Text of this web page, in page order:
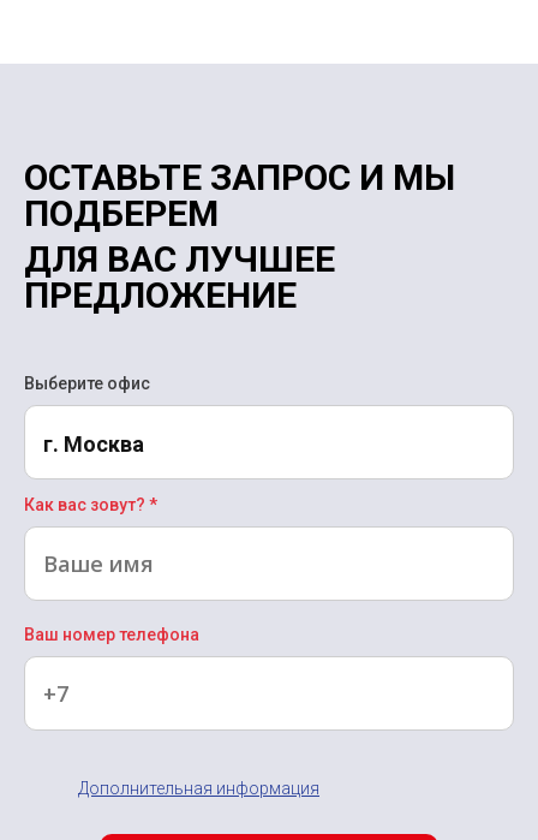
ОСТАВЬТЕ ЗАПРОС И МЫ
ПОДБЕРЕМ
ДЛЯ ВАС ЛУЧШЕЕ
ПРЕДЛОЖЕНИЕ
Выберите офис
г. Москва
Как вас зовут? *
Ваш номер телефона
Дополнительная информация